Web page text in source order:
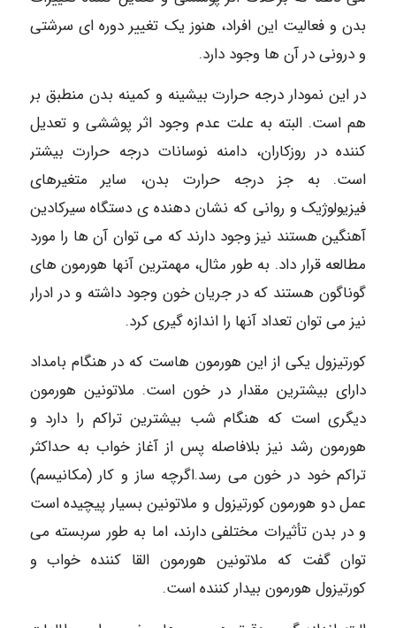
بدن و فعالیت این افراد، هنوز یک تغییر دوره ای سرشتی
و درونی در آن ها وجود دارد.
در این نمودار درجه حرارت بیشینه و کمینه بدن منطبق بر
هم است. البته به علت عدم وجود اثر پوششی و تعدیل
کننده در روزکاران، دامنه نوسانات درجه حرارت بیشتر
است. به جز درجه حرارت بدن، سایر متغیرهای
فیزیولوژیک و روانی که نشان دهنده ی دستگاه سیرکادین
آهنگین هستند نیز وجود دارند که می توان آن ها را مورد
مطالعه قرار داد. به طور مثال، مهمترین آنها هورمون های
گوناگون هستند که در جریان خون وجود داشته و در ادرار
نیز می توان تعداد آنها را اندازه گیری کرد.
کورتیزول یکی از این هورمون هاست که در هنگام بامداد
دارای بیشترین مقدار در خون است. ملاتونین هورمون
دیگری است که هنگام شب بیشترین تراکم را دارد و
هورمون رشد نیز بلافاصله پس از آغاز خواب به حداکثر
تراکم خود در خون می رسد.اگرچه ساز و کار (مکانیسم)
عمل دو هورمون کورتیزول و ملاتونین بسیار پیچیده است
و در بدن تأثیرات مختلفی دارند، اما به طور سربسته می
توان گفت که ملاتونین هورمون القا کننده خواب و
کورتیزول هورمون بیدار کننده است.